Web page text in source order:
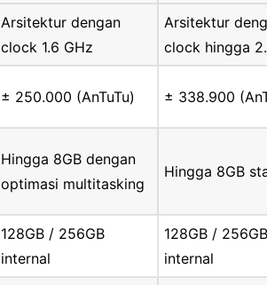
Arsitektur dengan
clock 1.6 GHz
Arsitektur
clock hingga
± 250.000 (AnTuTu) ± 338.900
Hingga 8GB dengan
optimasi multitasking
Hingga 8GB
128GB / 256GB
internal
128GB /
internal